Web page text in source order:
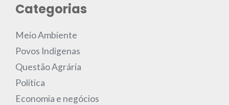
Categorias
Meio Ambiente
Povos Indígenas
Questão Agrária
Política
Economia e negócios